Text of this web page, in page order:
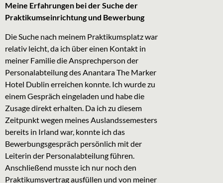
Meine Erfahrungen bei derSuche der
Praktikumseinrichtung und Bewerbung
Die Suche nach meinem Praktikumsplatz war
relativ leicht, da ich über einen Kontakt in
meiner Familie die Ansprechperson der
Personalabteilung des Anantara The Marker
Hotel Dublin erreichen konnte. Ich wurde zu
einem Gespräch eingeladen und habe die
Zusage direkt erhalten. Da ich zu diesem
Zeitpunkt wegen meines Auslandssemesters
bereits in Irland war, konnte ich das
Bewerbungsgespräch persönlich mit der
Leiterin der Personalabteilung führen.
Anschließend musste ich nur noch den
Praktikumsvertrag ausfüllen und von meiner